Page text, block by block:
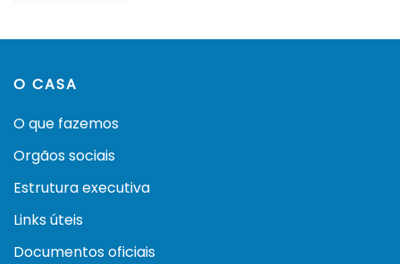
O CASA
O que fazemos
Orgãos sociais
Estrutura executiva
Links úteis
Documentos oficiais